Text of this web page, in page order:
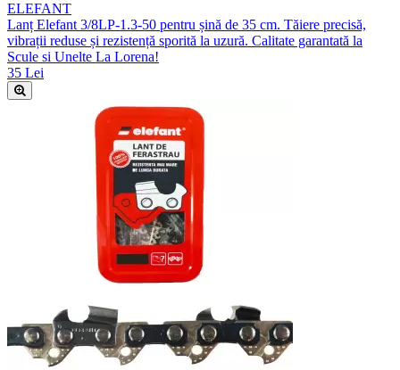
ELEFANT
Lanț Elefant 3/8LP-1.3-50 pentru șină de 35 cm. Tăiere precisă,
vibrații reduse și rezistență sporită la uzură. Calitate garantată la
Scule si Unelte La Lorena!
35 Lei